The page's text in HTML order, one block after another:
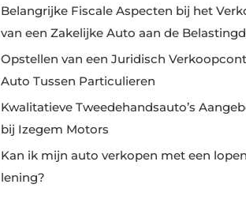
Belangrijke Fiscale Aspecten bij het
van een Zakelijke Auto aan de
Opstellen van een Juridisch
Auto Tussen Particulieren
Kwalitatieve Tweedehandsauto’s
bij Izegem Motors
Kan ik mijn auto verkopen met een
lening?